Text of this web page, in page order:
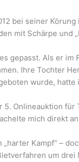
bei seiner
mit Schärpe und
gepasst. Als er
Ihre Tochter
wurde,
5. Onlineauktion
mich direkt
„harter Kampf“ –
um drei